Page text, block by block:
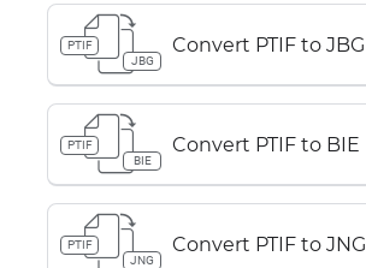
PTIF
JBG
Convert PTIF to JBG
PTIF
BIE
Convert PTIF to BIE
PTIF
JNG
Convert PTIF to JNG